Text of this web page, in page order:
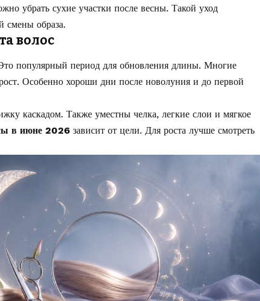
убрать сухие участки после весны. Такой уход
смены образа.
волос
популярный период для обновления длины. Многие
Особенно хороши дни после новолуния и до первой
каскадом. Также уместны челка, легкие слои и мягкое
в июне 2026 зависит от цели. Для роста лучше смотреть